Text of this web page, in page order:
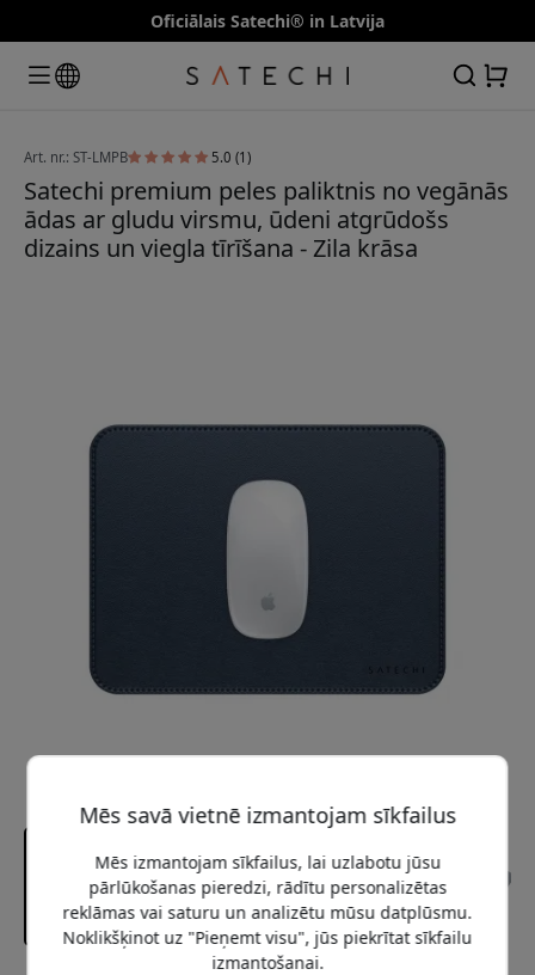
Oficiālais Satechi® in Latvija
Art. nr.: ST-LMPB 5.0 (1)
Satechi premium peles paliktnis no vegānās
ādas ar gludu virsmu, ūdeni atgrūdošs
dizains un viegla tīrīšana - Zila krāsa
Mēs savā vietnē izmantojam sīkfailus
Mēs izmantojam sīkfailus, lai uzlabotu jūsu
pārlūkošanas pieredzi, rādītu personalizētas
reklāmas vai saturu un analizētu mūsu datplūsmu.
Noklikšķinot uz "Pieņemt visu", jūs piekrītat sīkfailu
izmantošanai.